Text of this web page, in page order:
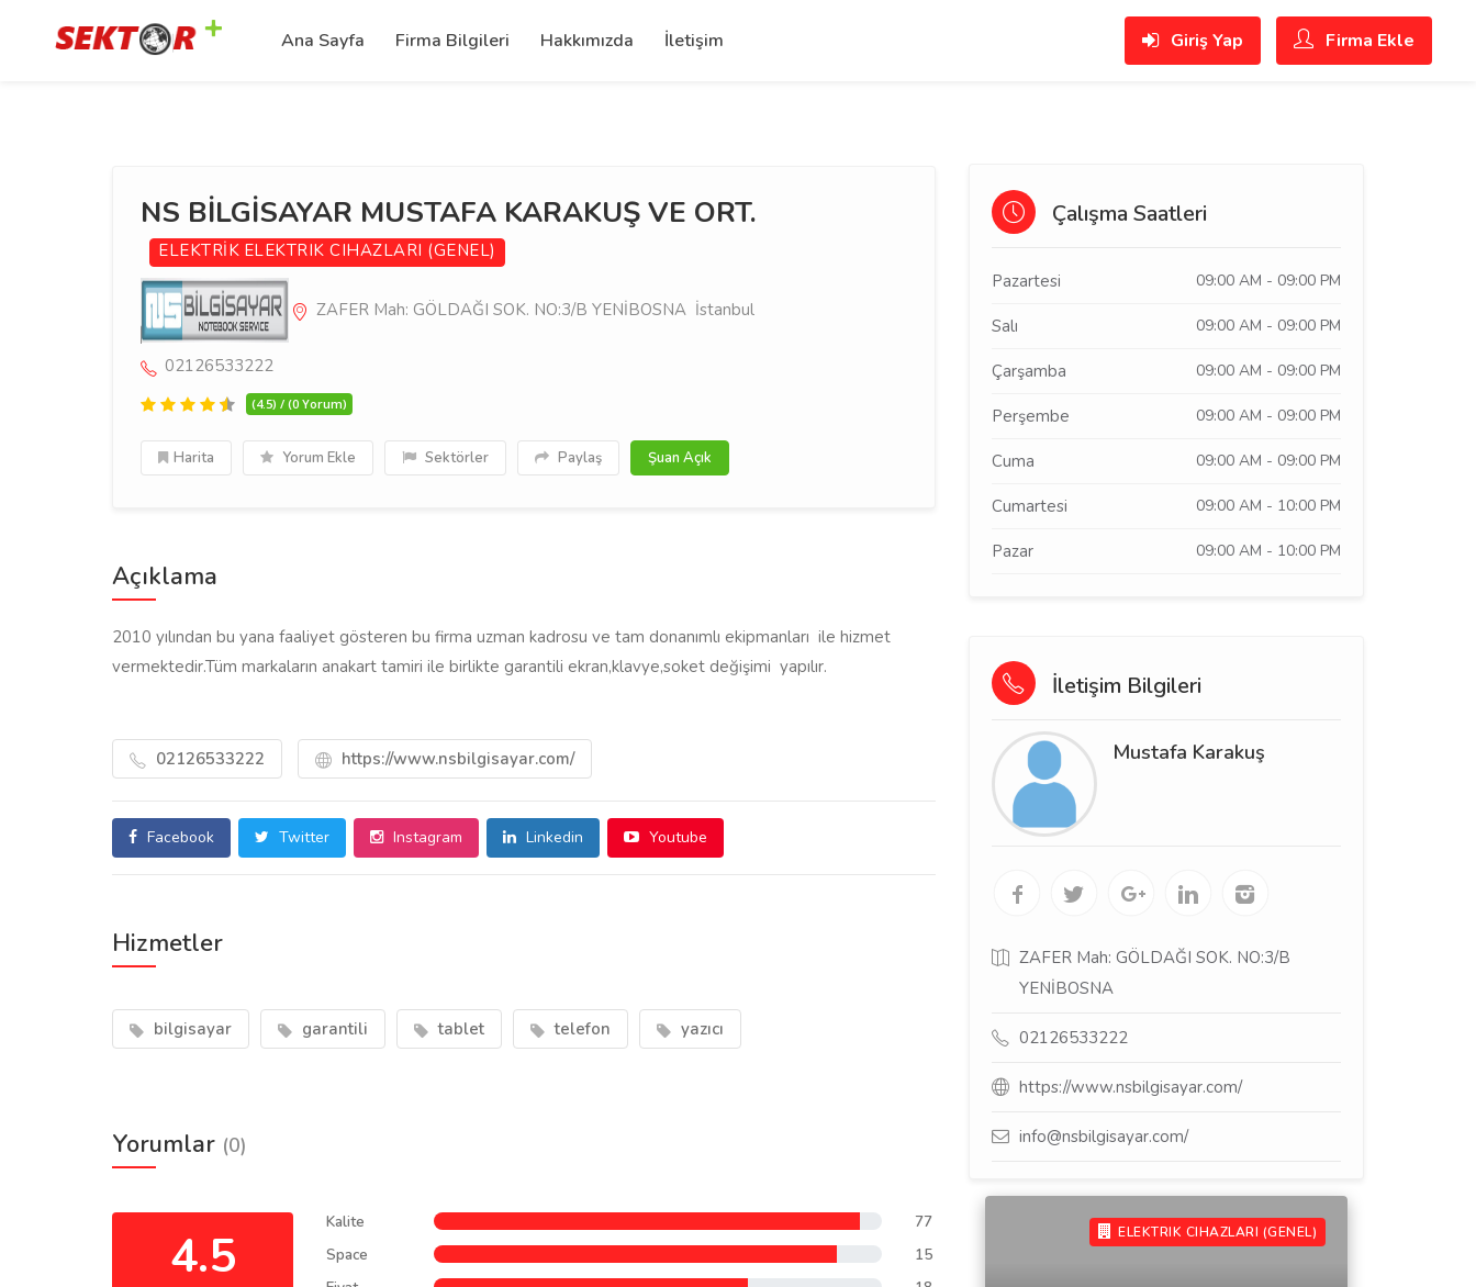
Ana Sayfa Firma Bilgileri Hakkımızda İletişim Giriş Yap Firma Ekle
NS BİLGİSAYAR MUSTAFA KARAKUŞ VE ORT.
ELEKTRİK ELEKTRIK CIHAZLARI (GENEL)
ZAFER Mah: GÖLDAĞI SOK. NO:3/B YENİBOSNA İstanbul
02126533222
(4.5) / (0 Yorum)
Harita Yorum Ekle Sektörler Paylaş Şuan Açık
Açıklama
2010 yılından bu yana faaliyet gösteren bu firma uzman kadrosu ve tam donanımlı ekipmanları ile hizmet
vermektedir.Tüm markaların anakart tamiri ile birlikte garantili ekran,klavye,soket değişimi yapılır.
02126533222 https://www.nsbilgisayar.com/
Facebook Twitter Instagram Linkedin Youtube
Hizmetler
bilgisayar garantili tablet telefon yazıcı
Yorumlar (0)
4.5
Kalite
77
Space
15
Çalışma Saatleri
Pazartesi 09:00 AM - 09:00 PM
Salı 09:00 AM - 09:00 PM
Çarşamba 09:00 AM - 09:00 PM
Perşembe 09:00 AM - 09:00 PM
Cuma 09:00 AM - 09:00 PM
Cumartesi 09:00 AM - 10:00 PM
Pazar 09:00 AM - 10:00 PM
İletişim Bilgileri
Mustafa Karakuş
ZAFER Mah: GÖLDAĞI SOK. NO:3/B
YENİBOSNA
02126533222
https://www.nsbilgisayar.com/
info@nsbilgisayar.com/
ELEKTRIK CIHAZLARI (GENEL)